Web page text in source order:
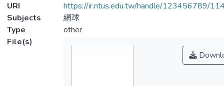
URI
https://ir.ntus.edu.tw/handle/123456789/
Subjects
網球
Type
other
File(s)